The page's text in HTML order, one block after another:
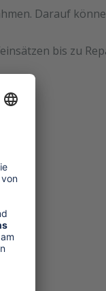
Darauf
bis zu